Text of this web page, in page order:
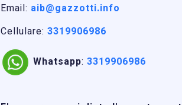
Email: aib@gazzotti.info
Cellulare: 3319906986
Whatsapp: 3319906986